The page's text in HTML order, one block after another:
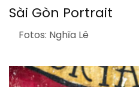
Sài Gòn Portrait
Fotos: Nghĩa Lê